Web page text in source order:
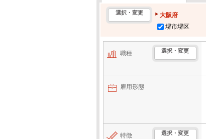
勤務地で検索
選択・変更
大阪府
堺市堺区
職種 選択・変更
雇用形態
特徴 選択・変更